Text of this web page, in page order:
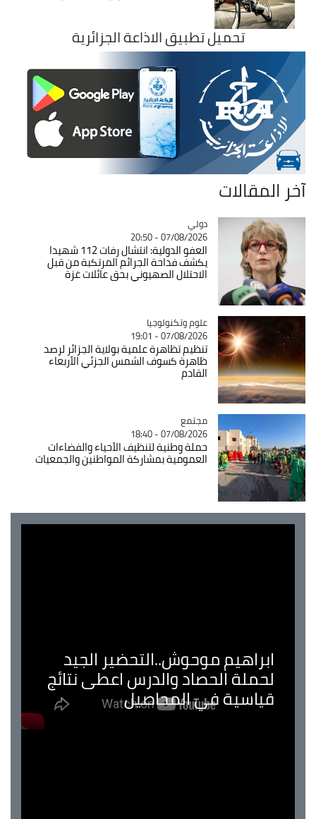
تحميل تطبيق الاذاعة الجزائرية
آخر المقالات
Catégorie
دولي
07/08/2026 - 20:50
العفو الدولية: انتشال رفات 112 شهيدا
يكشف فداحة الجرائم المرتكبة من قبل
الاحتلال الصهيوني بحق عائلات غزة
Catégorie
علوم وتكنولوجيا
07/08/2026 - 19:01
تنظيم تظاهرة علمية بولاية الجزائر لرصد
ظاهرة كسوف الشمس الجزئي الأربعاء
القادم
Catégorie
مجتمع
07/08/2026 - 18:40
حملة وطنية لتنظيف الأحياء والفضاءات
العمومية بمشاركة المواطنين والجمعيات
ابراهيم موحوش..التحضير الجيد
لحملة الحصاد والدرس اعطى نتائج
قياسية في المحاصيل